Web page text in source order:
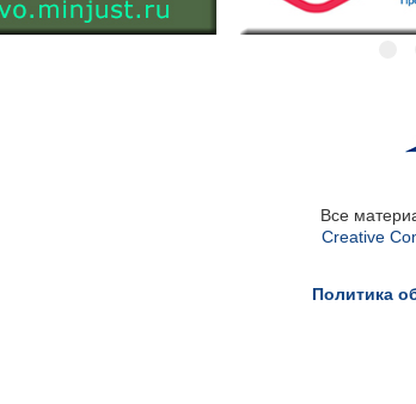
Все
Creative
Политика